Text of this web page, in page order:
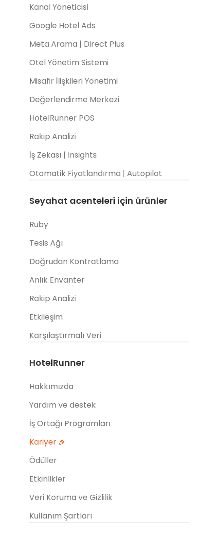
Kanal Yöneticisi
Google Hotel Ads
Meta Arama | Direct Plus
Otel Yönetim Sistemi
Misafir İlişkileri Yönetimi
Değerlendirme Merkezi
HotelRunner POS
Rakip Analizi
İş Zekası | Insights
Otomatik Fiyatlandırma | Autopilot
Seyahat acenteleri için ürünler
Ruby
Tesis Ağı
Doğrudan Kontratlama
Anlık Envanter
Rakip Analizi
Etkileşim
Karşılaştırmalı Veri
HotelRunner
Hakkımızda
Yardım ve destek
İş Ortağı Programları
Kariyer 🎉
Ödüller
Etkinlikler
Veri Koruma ve Gizlilik
Kullanım Şartları